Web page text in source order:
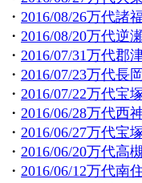
・ 2016/08/26万代諸
・ 2016/08/20万代逆
・ 2016/07/31万代郡
・ 2016/07/23万代長
・ 2016/07/22万代宝
・ 2016/06/28万代西
・ 2016/06/27万代宝
・ 2016/06/20万代高
・ 2016/06/12万代南